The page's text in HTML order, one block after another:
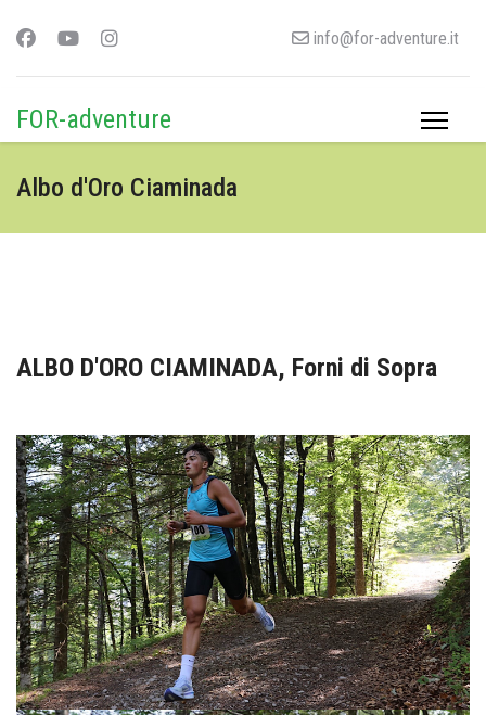
info@for-adventure.it
FOR-adventure
Albo d'Oro Ciaminada
ALBO D'ORO CIAMINADA, Forni di Sopra